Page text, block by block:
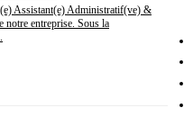
Assistant(e) Administratif(ve) &
notre entreprise. Sous la